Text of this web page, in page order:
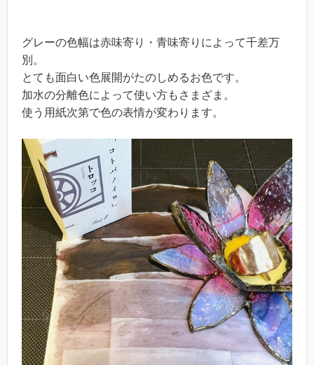
グレーの色幅は赤味寄り・青味寄りによって千差万
別。
とても面白い色展開がたのしめるお色です。
加水の分離色によって使い方もさまざま。
使う用紙次第で色の表情が変わります。